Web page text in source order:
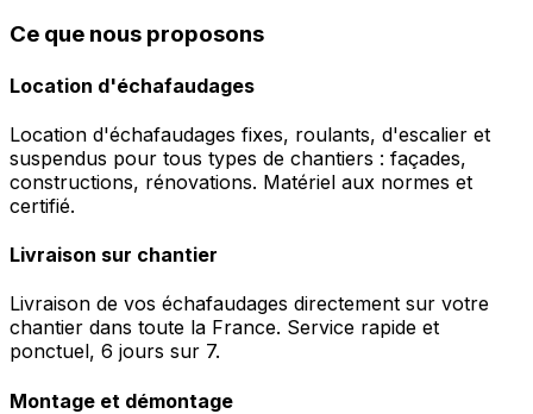
Ce que nous proposons
Location d'échafaudages
Location d'échafaudages fixes, roulants, d'escalier et
suspendus pour tous types de chantiers : façades,
constructions, rénovations. Matériel aux normes et
certifié.
Livraison sur chantier
Livraison de vos échafaudages directement sur votre
chantier dans toute la France. Service rapide et
ponctuel, 6 jours sur 7.
Montage et démontage